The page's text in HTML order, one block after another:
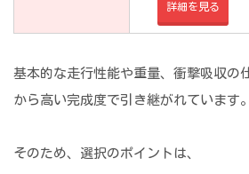
詳細を見る
基本的な走行性能や重量、衝撃吸収の
から高い完成度で引き継がれています。
そのため、選択のポイントは、